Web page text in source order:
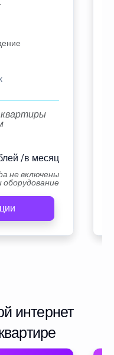
/в месяц
не включены
оборудование
интернет